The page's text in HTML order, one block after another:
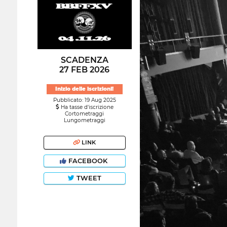
SCADENZA
27 FEB 2026
Inizio delle iscrizioni!
Pubblicato: 19 Aug 2025
Ha tasse d'iscrizione
Cortometraggi
Lungometraggi
LINK
FACEBOOK
TWEET